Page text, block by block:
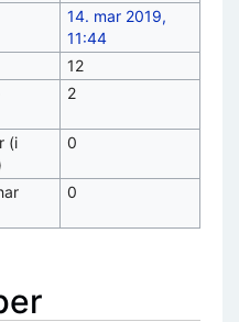
14. mar 2019,
11:44
12
2
(i
0
0